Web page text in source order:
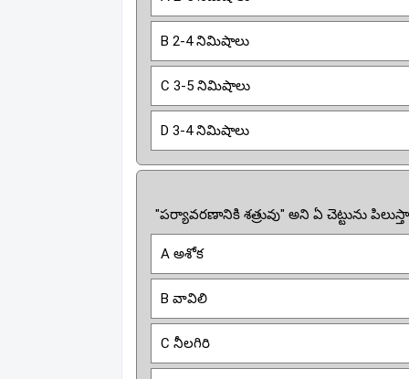
B 2-4 నిమిషాలు
C 3-5 నిమిషాలు
D 3-4 నిమిషాలు
"పర్యావరణానికి శత్రువు" అని ఏ చెట్టును
A అశోక
B వావిలి
C నీలగిరి